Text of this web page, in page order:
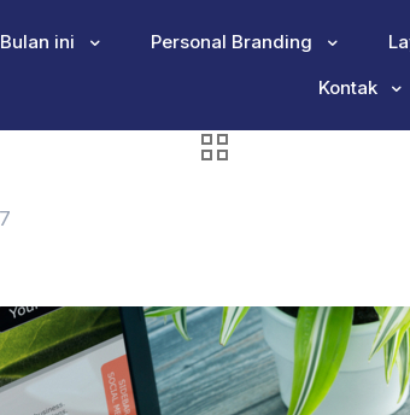
ini Personal Branding
Kontak